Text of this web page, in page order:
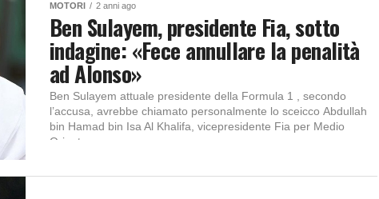
MOTORI 2 anni ago
Ben Sulayem, presidente Fia, sotto
indagine: «Fece annullare la penalità
ad Alonso»
Ben Sulayem attuale presidente della Formula 1 , secondo
l’accusa, avrebbe chiamato personalmente lo sceicco Abdullah
bin Hamad bin Isa Al Khalifa, vicepresidente Fia per Medio
Oriente...